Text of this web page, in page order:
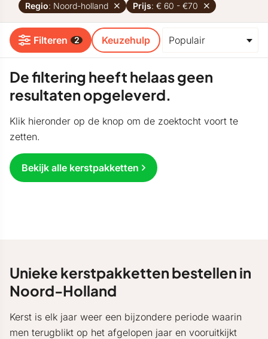
Regio: Noord-holland Prijs: € 60 - €70
Filteren 2 Keuzehulp
De filtering heeft helaas geen
resultaten opgeleverd.
Klik hieronder op de knop om de zoektocht voort te
zetten.
Bekijk alle kerstpakketten
Unieke kerstpakketten bestellen in
Noord-Holland
Kerst is elk jaar weer een bijzondere periode waarin
men terugblikt op het afgelopen jaar en vooruitkijkt